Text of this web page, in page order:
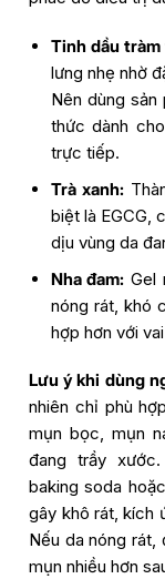
Tinh dầu tràm
lưng nhẹ nhờ
Nên dùng
thức dành
trực tiếp.
Trà xanh:
biệt là EGCG,
dịu vùng da
Nha đam:Gel
nóng rát, khó
hợp hơn với
Lưu ý khi dùng
nhiên chỉ phù
mụn bọc, mụn
đang trầy
baking soda
gây khô rát, kích
Nếu da nóng rát,
mụn nhiều hơn
Trò chuyện cùng
Phòng